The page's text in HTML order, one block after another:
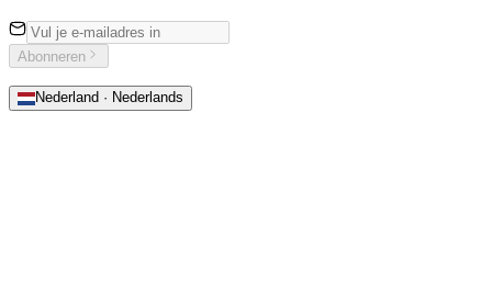
Abonneren
Nederland · Nederlands